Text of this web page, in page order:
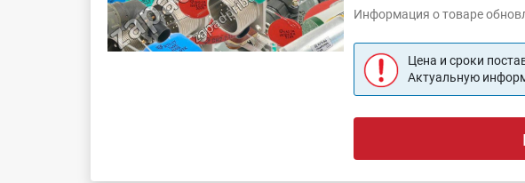
Информация о товаре
Цена и сроки
Актуальную